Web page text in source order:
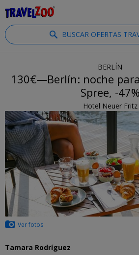
BUSCAR OFERTAS
BERLÍN
130€—Berlín: noche
Spree, -47%
Hotel Neuer Fritz
Ver fotos
Tamara Rodríguez